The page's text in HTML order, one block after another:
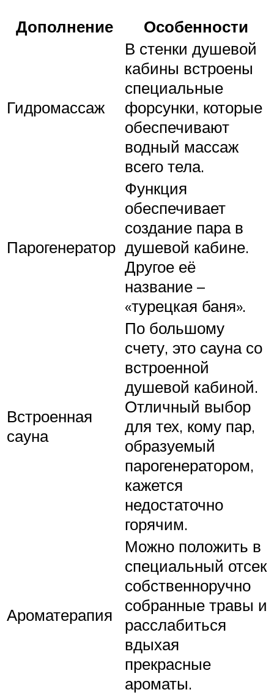
Дополнение
Особенности
Гидромассаж
В стенки душевой
кабины встроены
специальные
форсунки, которые
обеспечивают
водный массаж
всего тела.
Парогенератор
Функция
обеспечивает
создание пара в
душевой кабине.
Другое её
название –
«турецкая баня».
Встроенная
сауна
По большому
счету, это сауна со
встроенной
душевой кабиной.
Отличный выбор
для тех, кому пар,
образуемый
парогенератором,
кажется
недостаточно
горячим.
Ароматерапия
Можно положить в
специальный отсек
собственноручно
собранные травы и
расслабиться
вдыхая
прекрасные
ароматы.